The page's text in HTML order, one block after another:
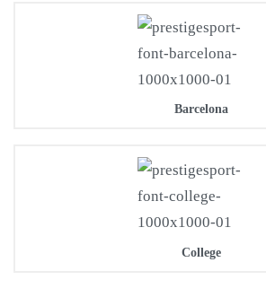
Barcelona
College